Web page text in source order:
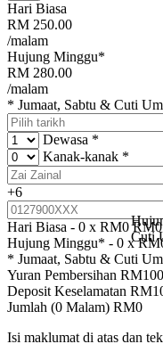
Hari Biasa
RM 250.00
/malam
Hujung Minggu*
RM 280.00
/malam
* Jumaat, Sabtu & Cuti
Dewasa *
Kanak-kanak *
+6
Hari Biasa - 0 x RM0 RM0
Hujung Minggu* - 0 x RM
Cuti
* Jumaat, Sabtu & Cuti
Yuran Pembersihan RM100
Deposit Keselamatan RM
Jumlah (0 Malam) RM0
Isi maklumat di atas dan